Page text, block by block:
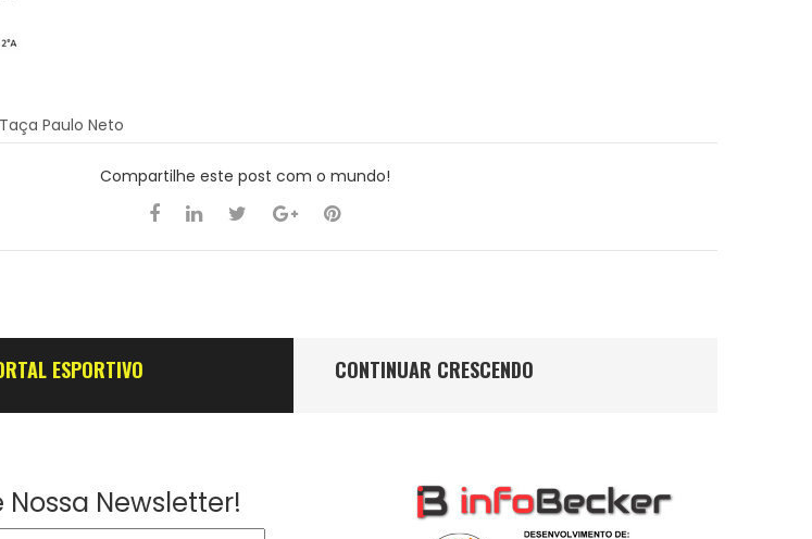
Taça Paulo Neto
Compartilhe este post com o mundo!
ESPORTIVO CONTINUAR CRESCENDO
Nossa Newsletter!